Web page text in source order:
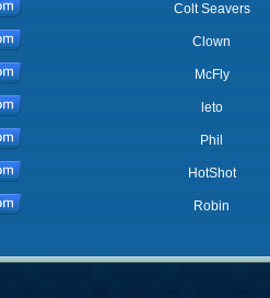
Colt Seavers
Clown
McFly
leto
Phil
HotShot
Robin